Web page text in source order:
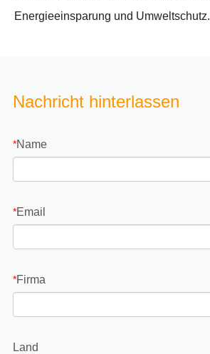
Energieeinsparung und Umweltschutz.
Nachricht hinterlassen
*Name
*Email
*Firma
Land